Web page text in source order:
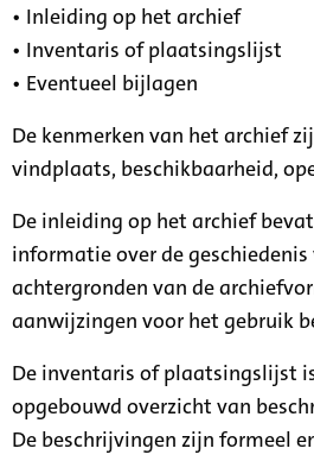
• Inleiding op het archief
• Inventaris of plaatsingslijst
• Eventueel bijlagen
De kenmerken van het archief
vindplaats, beschikbaarheid,
De inleiding op het archief
informatie over de
achtergronden van de
aanwijzingen voor het gebruik
De inventaris of plaatsingslijst
opgebouwd overzicht van
De beschrijvingen zijn formeel